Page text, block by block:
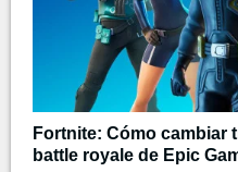
Fortnite: Cómo cambiar
battle royale de Epic